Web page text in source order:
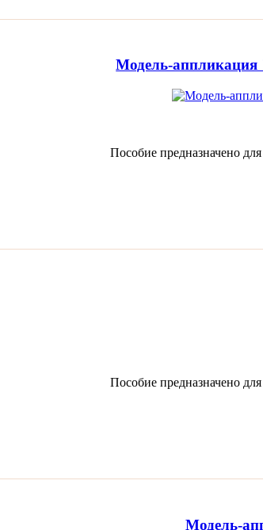
Модель-аппликация
Пособие предназначено
Пособие предназначено
Модель-